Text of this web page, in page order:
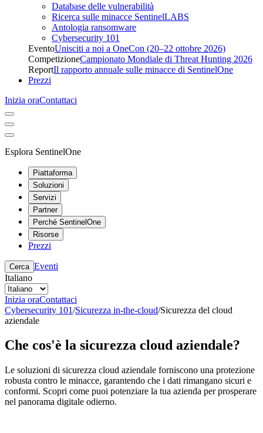
Database delle vulnerabilità
Ricerca sulle minacce SentinelLABS
Antologia ransomware
Cybersecurity 101
EventoUnisciti a noi a OneCon (20–22 ottobre 2026)
CompetizioneCampionato Mondiale di Threat Hunting 2026
ReportIl rapporto annuale sulle minacce di SentinelOne
Prezzi
Inizia oraContattaci
Esplora SentinelOne
Piattaforma
Soluzioni
Servizi
Partner
Perché SentinelOne
Risorse
Prezzi
Cerca Eventi
Italiano
Inizia oraContattaci
Cybersecurity 101/Sicurezza in-the-cloud/Sicurezza del cloud
aziendale
Che cos'è la sicurezza cloud aziendale?
Le soluzioni di sicurezza cloud aziendale forniscono una protezione
robusta contro le minacce, garantendo che i dati rimangano sicuri e
conformi. Scopri come puoi potenziare la tua azienda per prosperare
nel panorama digitale odierno.